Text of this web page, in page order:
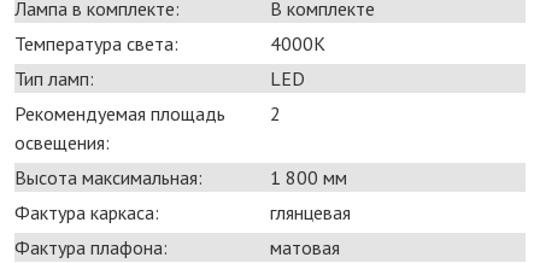
Лампа в комплекте:
В комплекте
Температура света:
4000K
Тип ламп:
LED
Рекомендуемая площадь
освещения:
2
Высота максимальная:
1 800 мм
Фактура каркаса:
глянцевая
Фактура плафона:
матовая